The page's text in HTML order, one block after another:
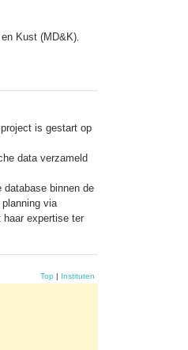
Kust (MD&K)
is gestart op
data verzameld
binnen de
via
haar expertise ter
Top | Instituten